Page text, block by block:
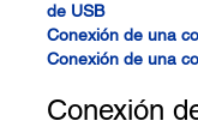
de USB
Conexión de una
Conexión de una
Conexión